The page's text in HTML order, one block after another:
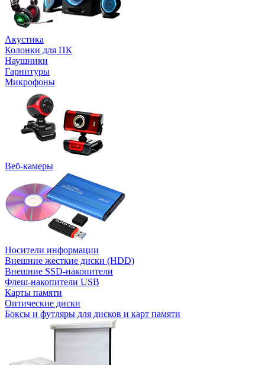
Акустика
Колонки для ПК
Наушники
Гарнитуры
Микрофоны
Веб-камеры
Носители информации
Внешние жесткие диски (HDD)
Внешние SSD-накопители
Флеш-накопители USB
Карты памяти
Оптические диски
Боксы и футляры для дисков и карт памяти